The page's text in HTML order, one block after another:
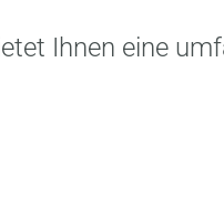
Ihnen eine